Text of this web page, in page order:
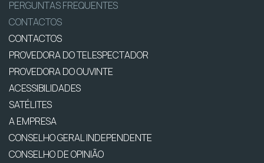
PERGUNTAS FREQUENTES
CONTACTOS
CONTACTOS
PROVEDORA DO TELESPECTADOR
PROVEDORA DO OUVINTE
ACESSIBILIDADES
SATÉLITES
A EMPRESA
CONSELHO GERAL INDEPENDENTE
CONSELHO DE OPINIÃO